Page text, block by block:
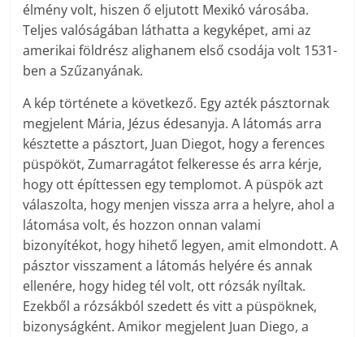
élmény volt, hiszen ő eljutott Mexikó városába.
Teljes valóságában láthatta a kegyképet, ami az
amerikai földrész alighanem első csodája volt 1531-
ben a Szűzanyának.
A kép története a következő. Egy ­azték pásztornak
megjelent Mária, Jézus édesanyja. A látomás arra
késztette a pásztort, Juan Diegot, hogy a ferences
püspököt, Zumarragátot felkeresse és arra kérje,
hogy ott építtessen egy templomot. A püspök azt
válaszolta, hogy menjen vissza arra a helyre, ahol a
látomása volt, és hozzon onnan valami
bizonyítékot, hogy hihető legyen, amit elmondott. A
pásztor visszament a látomás helyére és annak
ellenére, hogy hideg tél volt, ott rózsák nyíltak.
Ezekből a rózsákból szedett és vitt a püspöknek,
bizonyságként. Amikor megjelent Juan Diego, a